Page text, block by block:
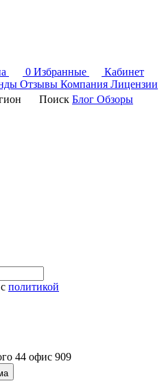
0 Избранные
Кабинет
Отзывы Компания Лицензии
Поиск Блог Обзоры
политикой
44 офис 909